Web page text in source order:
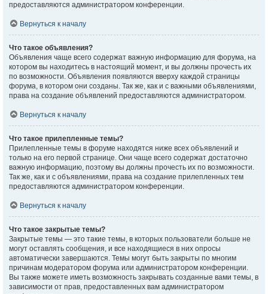
предоставляются администратором конференции.
Вернуться к началу
Что такое объявления?
Объявления чаще всего содержат важную информацию для форума, на
котором вы находитесь в настоящий момент, и вы должны прочесть их
по возможности. Объявления появляются вверху каждой страницы
форума, в котором они созданы. Так же, как и с важными объявлениями,
права на создание объявлений предоставляются администратором.
Вернуться к началу
Что такое прилепленные темы?
Прилепленные темы в форуме находятся ниже всех объявлений и
только на его первой странице. Они чаще всего содержат достаточно
важную информацию, поэтому вы должны прочесть их по возможности.
Так же, как и с объявлениями, права на создание прилепленных тем
предоставляются администратором конференции.
Вернуться к началу
Что такое закрытые темы?
Закрытые темы — это такие темы, в которых пользователи больше не
могут оставлять сообщения, и все находящиеся в них опросы
автоматически завершаются. Темы могут быть закрыты по многим
причинам модератором форума или администратором конференции.
Вы также можете иметь возможность закрывать созданные вами темы, в
зависимости от прав, предоставленных вам администратором